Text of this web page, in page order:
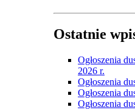
Ostatnie
Ogłoszenia
2026 r.
Ogłoszenia
Ogłoszenia
Ogłoszenia